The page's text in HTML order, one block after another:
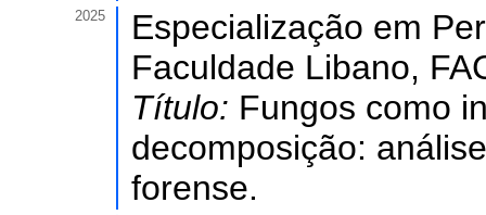
2025
Especialização em
Faculdade Libano,
Título: Fungos como
decomposição:
forense.